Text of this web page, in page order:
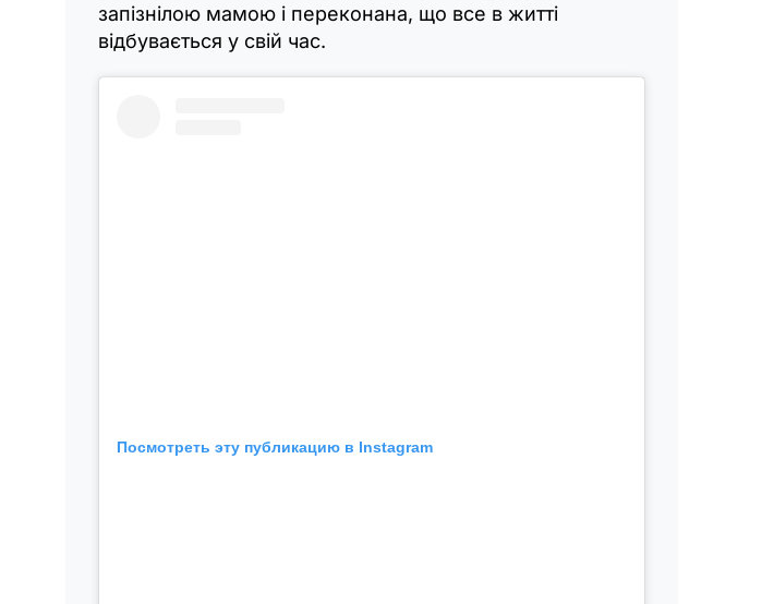
запізнілою мамою і переконана, що все в житті
відбувається у свій час.
Посмотреть эту публикацию в Instagram